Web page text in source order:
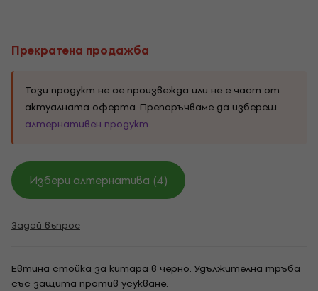
Прекратена продажба
Този продукт не се произвежда или не е част от
актуалната оферта. Препоръчваме да избереш
алтернативен продукт.
Избери алтернатива (4)
Задай въпрос
Евтина стойка за китара в черно. Удължителна тръба
със защита против усукване.